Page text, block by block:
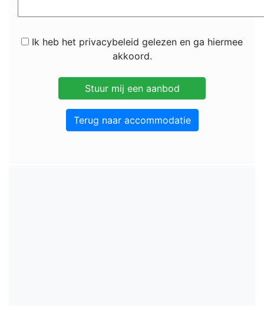
Ik heb het privacybeleid gelezen en ga hiermee
akkoord.
Terug naar accommodatie